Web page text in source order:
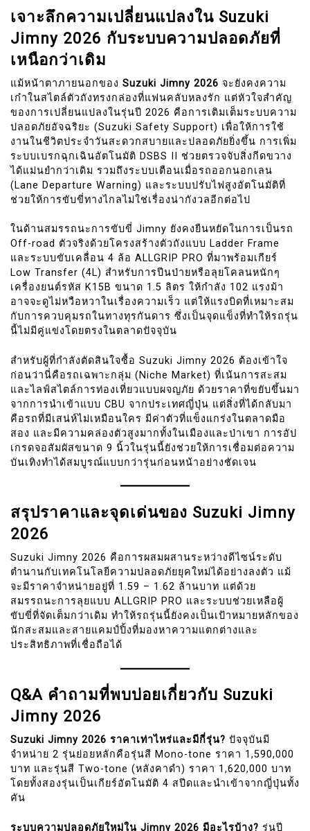
เจาะลึกความเปลี่ยนแปลงใน Suzuki
Jimny 2026 กับระบบความปลอดภัยที่
เหนือกว่าเดิม
แม้หน้าตาภายนอกของ Suzuki Jimny 2026 จะยังคงความ
เก๋าในสไตล์ตัวถังทรงกล่องที่แฟนคลับหลงรัก แต่หัวใจสำคัญ
ของการเปลี่ยนแปลงในรุ่นปี 2026 คือการเติมเต็มระบบความ
ปลอดภัยอัจฉริยะ (Suzuki Safety Support) เพื่อให้การใช้
งานในชีวิตประจำวันสะดวกสบายและปลอดภัยยิ่งขึ้น การเพิ่ม
ระบบเบรกฉุกเฉินอัตโนมัติ DSBS II ช่วยตรวจจับสิ่งกีดขวาง
ได้แม่นยำกว่าเดิม รวมถึงระบบเตือนเมื่อรถออกนอกเลน
(Lane Departure Warning) และระบบปรับไฟสูงอัตโนมัติที่
ช่วยให้การขับขี่ทางไกลไม่ใช่เรื่องน่ากังวลอีกต่อไป
ในด้านสมรรถนะการขับขี่ Jimny ยังคงยืนหยัดในการเป็นรถ
Off-road ตัวจริงด้วยโครงสร้างตัวถังแบบ Ladder Frame
และระบบขับเคลื่อน 4 ล้อ ALLGRIP PRO ที่มาพร้อมเกียร์
Low Transfer (4L) สำหรับการปีนป่ายหรือลุยโคลนหนักๆ
เครื่องยนต์รหัส K15B ขนาด 1.5 ลิตร ให้กำลัง 102 แรงม้า
อาจจะดูไม่หวือหวาในเรื่องความเร็ว แต่ให้แรงบิดที่เหมาะสม
กับการควบคุมรถในทางทุรกันดาร ซึ่งเป็นจุดแข็งที่ทำให้รถรุ่น
นี้ไม่มีคู่แข่งโดยตรงในตลาดปัจจุบัน
สำหรับผู้ที่กำลังตัดสินใจซื้อ Suzuki Jimny 2026 ต้องเข้าใจ
ก่อนว่านี่คือรถเฉพาะกลุ่ม (Niche Market) ที่เน้นการสะสม
และไลฟ์สไตล์การท่องเที่ยวแบบผจญภัย ด้วยราคาที่ขยับขึ้นมา
จากการนำเข้าแบบ CBU จากประเทศญี่ปุ่น แต่สิ่งที่ได้กลับมา
คือรถที่มีเสน่ห์ไม่เหมือนใคร มีค่าตัวที่แข็งแกร่งในตลาดมือ
สอง และมีความคล่องตัวสูงมากทั้งในเมืองและป่าเขา การอัป
เกรดจอสัมผัสขนาด 9 นิ้วในรุ่นนี้ยังช่วยให้การเชื่อมต่อความ
บันเทิงทำได้สมบูรณ์แบบกว่ารุ่นก่อนหน้าอย่างชัดเจน
สรุปราคาและจุดเด่นของ Suzuki Jimny
2026
Suzuki Jimny 2026 คือการผสมผสานระหว่างดีไซน์ระดับ
ตำนานกับเทคโนโลยีความปลอดภัยยุคใหม่ได้อย่างลงตัว แม้
จะมีราคาจำหน่ายอยู่ที่ 1.59 – 1.62 ล้านบาท แต่ด้วย
สมรรถนะการลุยแบบ ALLGRIP PRO และระบบช่วยเหลือผู้
ขับขี่ที่จัดเต็มกว่าเดิม ทำให้รถรุ่นนี้ยังคงเป็นเป้าหมายหลักของ
นักสะสมและสายแคมป์ปิ้งที่มองหาความแตกต่างและ
ประสิทธิภาพที่เชื่อถือได้
Q&A คำถามที่พบบ่อยเกี่ยวกับ Suzuki
Jimny 2026
Suzuki Jimny 2026 ราคาเท่าไหร่และมีกี่รุ่น? ปัจจุบันมี
จำหน่าย 2 รุ่นย่อยหลักคือรุ่นสี Mono-tone ราคา 1,590,000
บาท และรุ่นสี Two-tone (หลังคาดำ) ราคา 1,620,000 บาท
โดยทั้งสองรุ่นเป็นเกียร์อัตโนมัติ 4 สปีดและนำเข้าจากญี่ปุ่นทั้ง
คัน
ระบบความปลอดภัยใหม่ใน Jimny 2026 มีอะไรบ้าง? รุ่นปี